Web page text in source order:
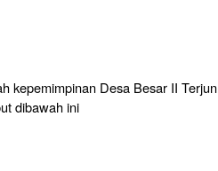
kepemimpinan Desa Besar II
dibawah ini